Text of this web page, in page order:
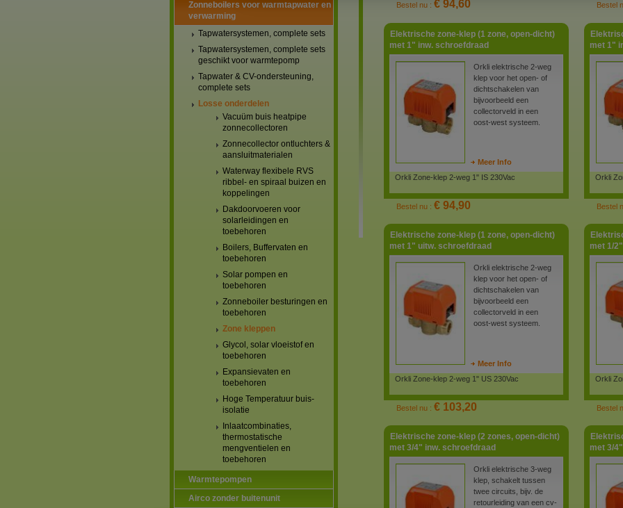
Zonneboilers voor warmtapwater en
verwarming
Tapwatersystemen, complete sets
Tapwatersystemen, complete sets
geschikt voor warmtepomp
Tapwater & CV-ondersteuning,
complete sets
Losse onderdelen
Vacuüm buis heatpipe
zonnecollectoren
Zonnecollector ontluchters &
aansluitmaterialen
Waterway flexibele RVS
ribbel- en spiraal buizen en
koppelingen
Dakdoorvoeren voor
solarleidingen en
toebehoren
Boilers, Buffervaten en
toebehoren
Solar pompen en
toebehoren
Zonneboiler besturingen en
toebehoren
Zone kleppen
Glycol, solar vloeistof en
toebehoren
Expansievaten en
toebehoren
Hoge Temperatuur buis-
isolatie
Inlaatcombinaties,
thermostatische
mengventielen en
toebehoren
Warmtepompen
Airco zonder buitenunit
Bestel nu : € 94,60 Bestel
Elektrische zone-klep (1 zone, open-dicht)
met 1" inw. schroefdraad
Orkli elektrische 2-weg
klep voor het open- of
dichtschakelen van
bijvoorbeeld een
collectorveld in een
oost-west systeem.
Meer Info
Orkli Zone-klep 2-weg 1" IS 230Vac
Bestel nu : € 94,90
met 1"
Orkli
Bestel
Elektrische zone-klep (1 zone, open-dicht)
met 1" uitw. schroefdraad
Orkli elektrische 2-weg
klep voor het open- of
dichtschakelen van
bijvoorbeeld een
collectorveld in een
oost-west systeem.
Meer Info
Orkli Zone-klep 2-weg 1" US 230Vac
Bestel nu : € 103,20
met 1/
Orkli
Bestel
Elektrische zone-klep (2 zones, open-dicht)
met 3/4" inw. schroefdraad
Orkli elektrische 3-weg
klep, schakelt tussen
twee circuits, bijv. de
retourleiding van een cv-
met 3/